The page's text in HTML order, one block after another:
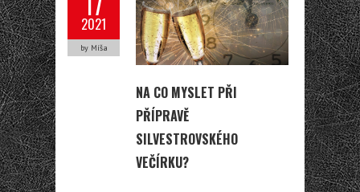
2021
by Míša
NA CO MYSLET PŘI
PŘÍPRAVĚ
SILVESTROVSKÉHO
VEČÍRKU?